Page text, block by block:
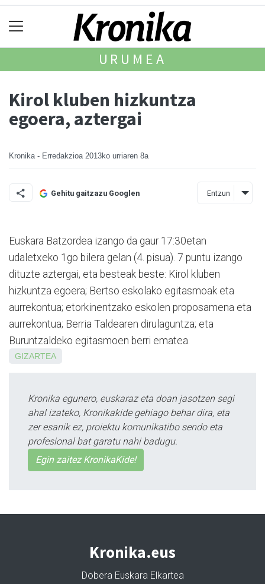
URUMEA
Kirol kluben hizkuntza
egoera, aztergai
Kronika - Erredakzioa 2013ko urriaren 8a
Gehitu gaitzazu Googlen Entzun
Euskara Batzordea izango da gaur 17:30etan
udaletxeko 1go bilera gelan (4. pisua). 7 puntu izango
dituzte aztergai, eta besteak beste: Kirol kluben
hizkuntza egoera; Bertso eskolako egitasmoak eta
aurrekontua; etorkinentzako eskolen proposamena eta
aurrekontua; Berria Taldearen dirulaguntza; eta
Buruntzaldeko egitasmoen berri ematea.
GIZARTEA
Kronika egunero, euskaraz eta doan jasotzen segi
ahal izateko, Kronikakide gehiago behar dira, eta
zer esanik ez, proiektu komunikatibo sendo eta
profesional bat garatu nahi badugu.
Egin zaitez KronikaKide!
Kronika.eus
Dobera Euskara Elkartea